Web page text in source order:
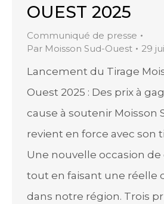
OUEST 2025
Communiqué de presse
Par Moisson Sud-Ouest 29
Lancement du Tirage
Ouest 2025 : Des prix à
cause à soutenir Moisson
revient en force avec son
Une nouvelle occasion
tout en faisant une réelle
dans notre région. Trois